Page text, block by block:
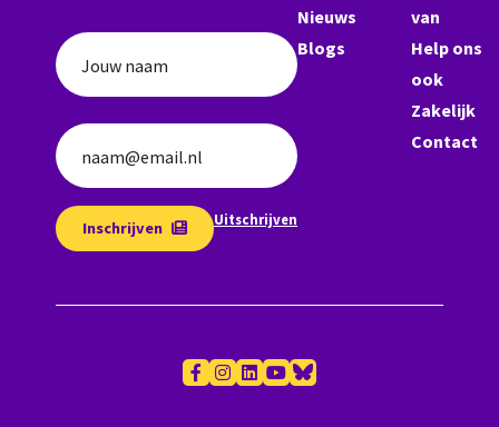
Jouw naam
naam@email.nl
Inschrijven Uitschrijven
Nieuws
Blogs
van
Help ons
ook
Zakelijk
Contact